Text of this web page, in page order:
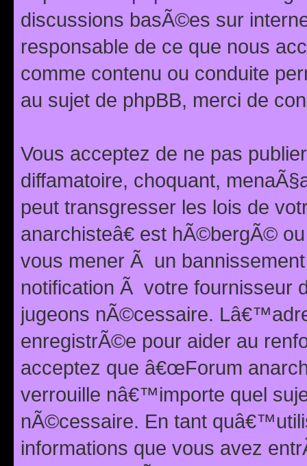
discussions basÃ©es sur
responsable de ce que nous
comme contenu ou conduite
au sujet de phpBB, merci de
Vous acceptez de ne pas
diffamatoire, choquant,
peut transgresser les lois de
anarchisteâ€ est hÃ©bergÃ©
vous mener Ã un
notification Ã votre fournisseur
jugeons nÃ©cessaire.
enregistrÃ©e pour aider au
acceptez que â€œForum
verrouille nâ€™importe quel
nÃ©cessaire. En tant
informations que vous avez